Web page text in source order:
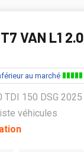
VAN L1 2.0
au marché
TDI 150 DSG 2025
véhicules